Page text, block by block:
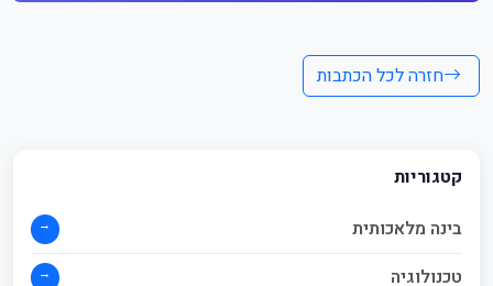
חזרה לכל הכתבות
קטגוריות
בינה מלאכותית
→
טכנולוגיה →